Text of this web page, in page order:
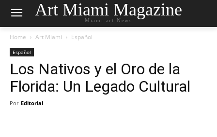
Art Miami Magazine
Miami art News
Home Art Miami Español
Español
Los Nativos y el Oro de la
Florida: Un Legado Cultural
Por Editorial -